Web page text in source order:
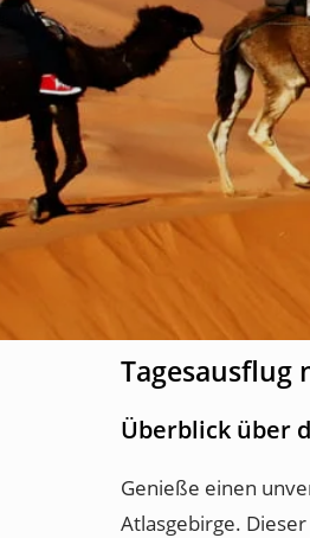
Tagesausflug
Überblick über
Genieße einen
Atlasgebirge.